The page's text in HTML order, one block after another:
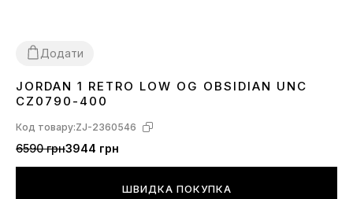
Додати
36373839 4041 424344
JORDAN 1 RETRO LOW OG OBSIDIAN UNC
CZ0790-400
Код товару:ZJ-2360546
6590 грн3944 грн
ШВИДКА ПОКУПКА